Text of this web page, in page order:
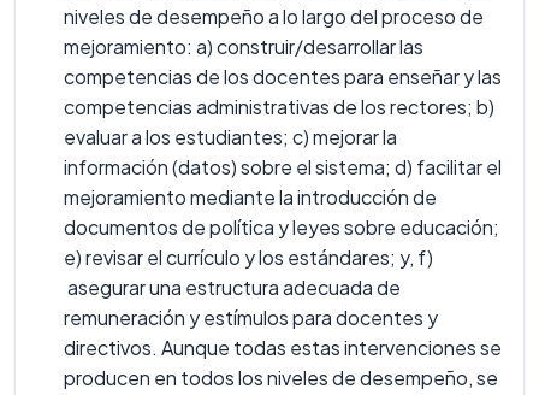
niveles de desempeño a lo largo del proceso de
mejoramiento: a) construir/desarrollar las
competencias de los docentes para enseñar y las
competencias administrativas de los rectores; b)
evaluar a los estudiantes; c) mejorar la
información (datos) sobre el sistema; d) facilitar el
mejoramiento mediante la introducción de
documentos de política y leyes sobre educación;
e) revisar el currículo y los estándares; y, f)
asegurar una estructura adecuada de
remuneración y estímulos para docentes y
directivos. Aunque todas estas intervenciones se
producen en todos los niveles de desempeño, se